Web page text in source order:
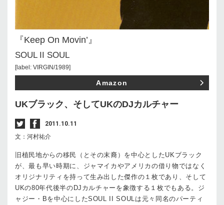
『Keep On Movin’』
SOUL II SOUL
[label: VIRGIN/1989]
Amazon
UKブラック、そしてUKのDJカルチャー
2011.10.11
文：河村祐介
旧植民地からの移民（とその末裔）を中心としたUKブラック
が、最も早い時期に、ジャマイカやアメリカの借り物ではなく
オリジナリティを持って生み出した傑作の１枚であり、そして
UKの80年代後半のDJカルチャーを象徴する１枚でもある。ジ
ャジー・Bを中心にしたSOUL II SOULは元々同名のパーティ